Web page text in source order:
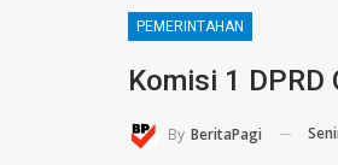
PEMERINTAHAN
Komisi 1 DPRD
By BeritaPagi